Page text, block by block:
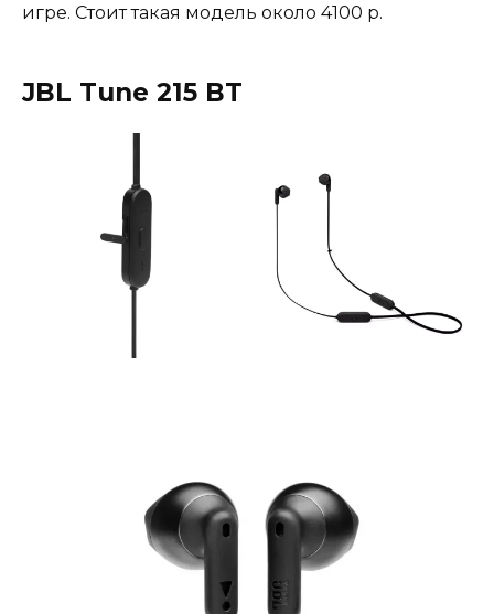
игре. Стоит такая модель около 4100 р.
JBL Tune 215 BT